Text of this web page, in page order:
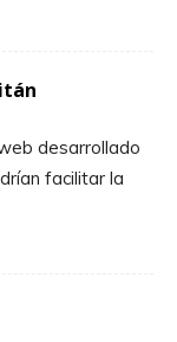
desarrollado
facilitar la